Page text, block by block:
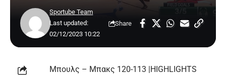
Last updated:
02/12/2023 10:22
Sportube Team
Share
Μπουλς – Μπακς 120-113 |HIGHLIGHTS